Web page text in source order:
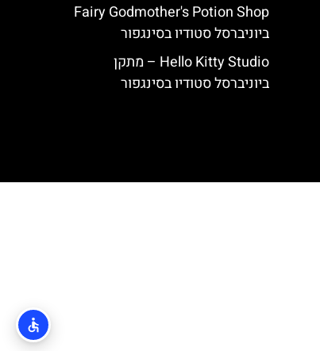
Fairy Godmother's Potion Shop
ביוניברסל סטודיו בסינגפור
Hello Kitty Studio – מתקן
ביוניברסל סטודיו בסינגפור